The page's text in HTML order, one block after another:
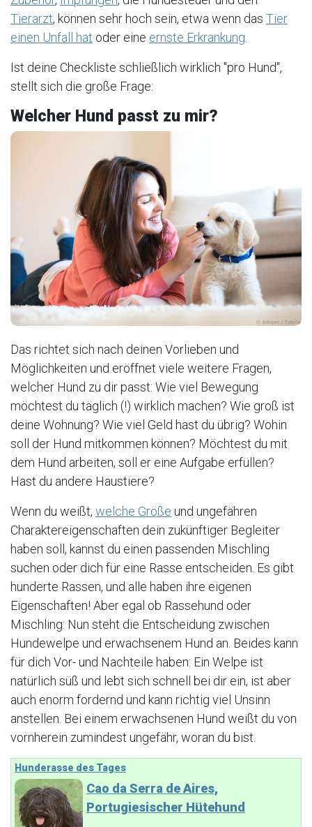
Tierarzt, können sehr hoch sein, etwa wenn das Tier
einen Unfall hat oder eine ernste Erkrankung
Ist deine Checkliste schließlich wirklich "pro Hund",
stellt sich die große Frage:
Welcher Hund passt zu mir?
Das richtet sich nach deinen Vorlieben und
Möglichkeiten und eröffnet viele weitere Fragen,
welcher Hund zu dir passt: Wie viel Bewegung
möchtest du täglich (!) wirklich machen? Wie groß ist
deine Wohnung? Wie viel Geld hast du übrig? Wohin
soll der Hund mitkommen können? Möchtest du mit
dem Hund arbeiten, soll er eine Aufgabe erfüllen?
Hast du andere Haustiere?
Wenn du weißt, welche Größe und ungefähren
Charaktereigenschaften dein zukünftiger Begleiter
haben soll, kannst du einen passenden Mischling
suchen oder dich für eine Rasse entscheiden. Es gibt
hunderte Rassen, und alle haben ihre eigenen
Eigenschaften! Aber egal ob Rassehund oder
Mischling: Nun steht die Entscheidung zwischen
Hundewelpe und erwachsenem Hund an. Beides kann
für dich Vor- und Nachteile haben: Ein Welpe ist
natürlich süß und lebt sich schnell bei dir ein, ist aber
auch enorm fordernd und kann richtig viel Unsinn
anstellen. Bei einem erwachsenen Hund weißt du von
vornherein zumindest ungefähr, woran du bist.
Hunderasse des Tages
Cao da Serra de Aires,
Portugiesischer Hütehund